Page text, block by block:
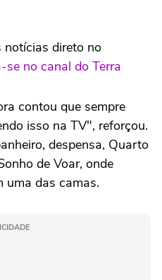
notícias direto no
se no canal do Terra
contou que sempre
isso na TV", reforçou.
despensa, Quarto
de Voar, onde
uma das camas.